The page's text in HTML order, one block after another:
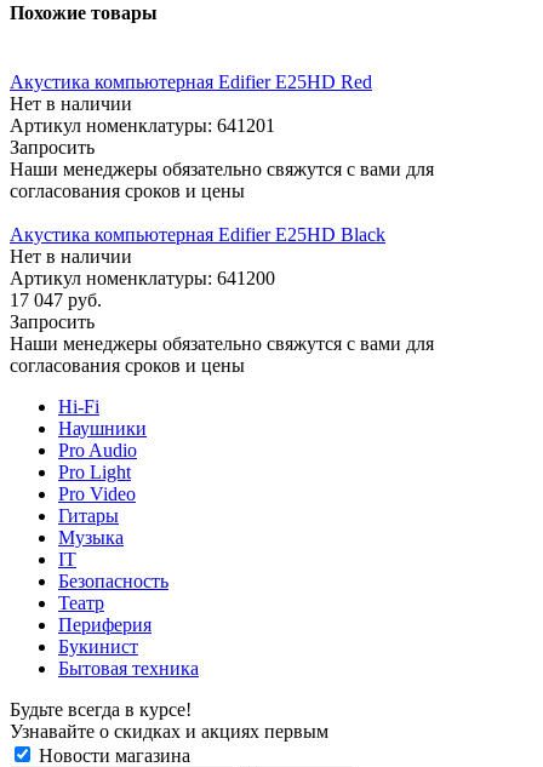
Похожие товары
Акустика компьютерная Edifier E25HD Red
Нет в наличии
Артикул номенклатуры: 641201
Запросить
Наши менеджеры обязательно свяжутся с вами для
согласования сроков и цены
Акустика компьютерная Edifier E25HD Black
Нет в наличии
Артикул номенклатуры: 641200
17 047 руб.
Запросить
Наши менеджеры обязательно свяжутся с вами для
согласования сроков и цены
Hi-Fi
Наушники
Pro Audio
Pro Light
Pro Video
Гитары
Музыка
IT
Безопасность
Театр
Периферия
Букинист
Бытовая техника
Будьте всегда в курсе!
Узнавайте о скидках и акциях первым
Новости магазина